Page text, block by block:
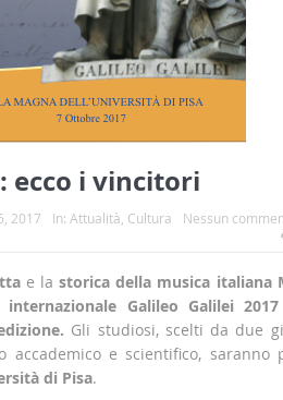
ecco i vincitori
2017 In: Attualità Cultura
Nessun
e lastorica della musica italiana
internazionale Galileo Galilei
Gli studiosi, scelti da due
e scientifico, saranno
di Pisa.